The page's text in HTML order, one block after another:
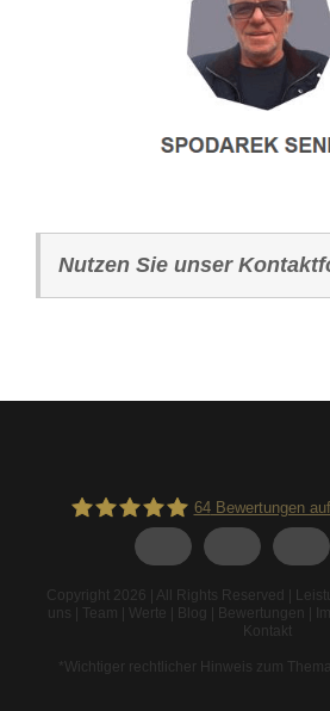
Nutzen Sie unser
64Bewertungen
Copyright 2026 | All Rights Reserved |
uns
Team Werte Blog Bewertungen
Kontakt
*Wichtiger rechtlicher Hinweis zum